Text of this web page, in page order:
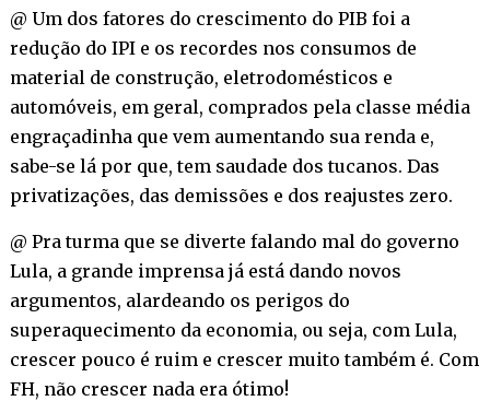
@ Um dos fatores do crescimento do PIB foi a
redução do IPI e os recordes nos consumos de
material de construção, eletrodomésticos e
automóveis, em geral, comprados pela classe média
engraçadinha que vem aumentando sua renda e,
sabe-se lá por que, tem saudade dos tucanos. Das
privatizações, das demissões e dos reajustes zero.
@ Pra turma que se diverte falando mal do governo
Lula, a grande imprensa já está dando novos
argumentos, alardeando os perigos do
superaquecimento da economia, ou seja, com Lula,
crescer pouco é ruim e crescer muito também é. Com
FH, não crescer nada era ótimo!